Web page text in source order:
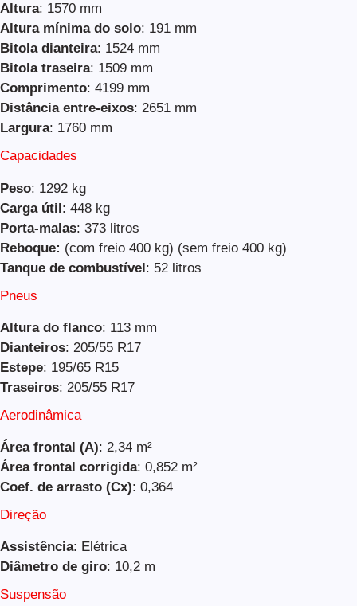
Altura: 1570 mm
Altura mínima do solo: 191 mm
Bitola dianteira: 1524 mm
Bitola traseira: 1509 mm
Comprimento: 4199 mm
Distância entre-eixos: 2651 mm
Largura: 1760 mm
Capacidades
Peso: 1292 kg
Carga útil: 448 kg
Porta-malas: 373 litros
Reboque: (com freio 400 kg) (sem freio 400 kg)
Tanque de combustível: 52 litros
Pneus
Altura do flanco: 113 mm
Dianteiros: 205/55 R17
Estepe: 195/65 R15
Traseiros: 205/55 R17
Aerodinâmica
Área frontal (A): 2,34 m²
Área frontal corrigida: 0,852 m²
Coef. de arrasto (Cx): 0,364
Direção
Assistência: Elétrica
Diâmetro de giro: 10,2 m
Suspensão